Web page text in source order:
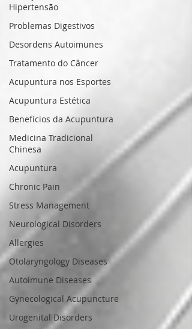
Hipertensão
Problemas Digestivos
Desordens Autoimunes
Tratamento do Câncer
Acupuntura nos Esportes
Acupuntura Estética
Benefícios da Acupuntura
Medicina Tradicional
Chinesa
Acupuntura
Chronic Pain
Stress Management
Neurological Disorders
Allergies
Otolaryngology Diseases
Autoimune Diseases
Gynecological Acupuncture
Urogenital Disorders